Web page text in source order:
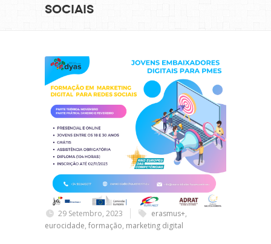
Sociais
29 Setembro, 2023 erasmus+,
eurocidade, formação, marketing digital